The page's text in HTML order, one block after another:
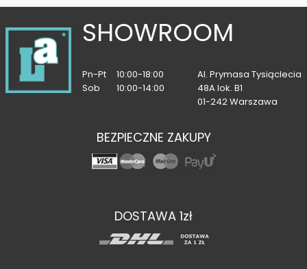
SHOWROOM
Pn-Pt
10:00-18:00
Sob
10:00-14:00
Al. Prymasa Tysiąclecia
48A lok. B1
01-242 Warszawa
BEZPIECZNE ZAKUPY
DOSTAWA 1zł